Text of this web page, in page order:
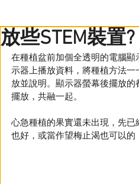
放些STEM裝置
在種植盆前加個全透明的電腦
示器上播放資料，將種植方法
放並說明。顯示器螢幕後擺放
擺放，共融一起。
心急種植的果實還未出現，先
也好，或當作望梅止渴也可以的